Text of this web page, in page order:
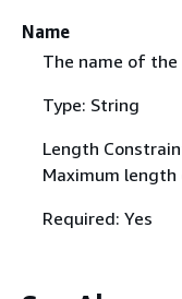
Name
The name of the
Type: String
Length
Maximum length
Required: Yes